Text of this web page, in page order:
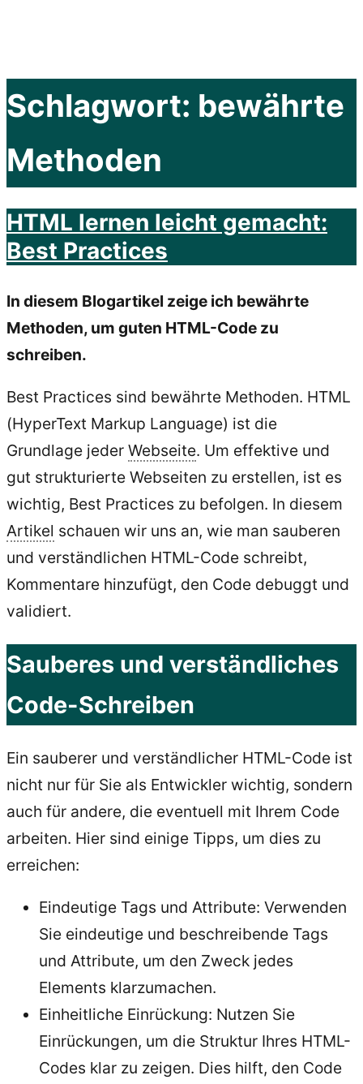
Schlagwort: bewährte
Methoden
HTML lernen leicht gemacht:
Best Practices
In diesem Blogartikel zeige ich bewährte
Methoden, um guten HTML-Code zu
schreiben.
Best Practices sind bewährte Methoden. HTML
(HyperText Markup Language) ist die
Grundlage jeder Webseite. Um effektive und
gut strukturierte Webseiten zu erstellen, ist es
wichtig, Best Practices zu befolgen. In diesem
Artikel schauen wir uns an, wie man sauberen
und verständlichen HTML-Code schreibt,
Kommentare hinzufügt, den Code debuggt und
validiert.
Sauberes und verständliches
Code-Schreiben
Ein sauberer und verständlicher HTML-Code ist
nicht nur für Sie als Entwickler wichtig, sondern
auch für andere, die eventuell mit Ihrem Code
arbeiten. Hier sind einige Tipps, um dies zu
erreichen:
Eindeutige Tags und Attribute: Verwenden
Sie eindeutige und beschreibende Tags
und Attribute, um den Zweck jedes
Elements klarzumachen.
Einheitliche Einrückung: Nutzen Sie
Einrückungen, um die Struktur Ihres HTML-
Codes klar zu zeigen. Dies hilft, den Code